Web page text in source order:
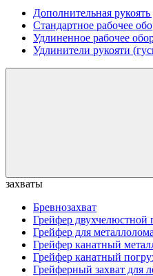
Дополнительная рукоять
Стандартное рабочее
Удлиненное рабочее
Удлинители рукояти
захваты
Бревнозахват
Грейфер
Грейфер для металлолома
Грейфер канатный
Грейфер канатный
Грейферный захват для